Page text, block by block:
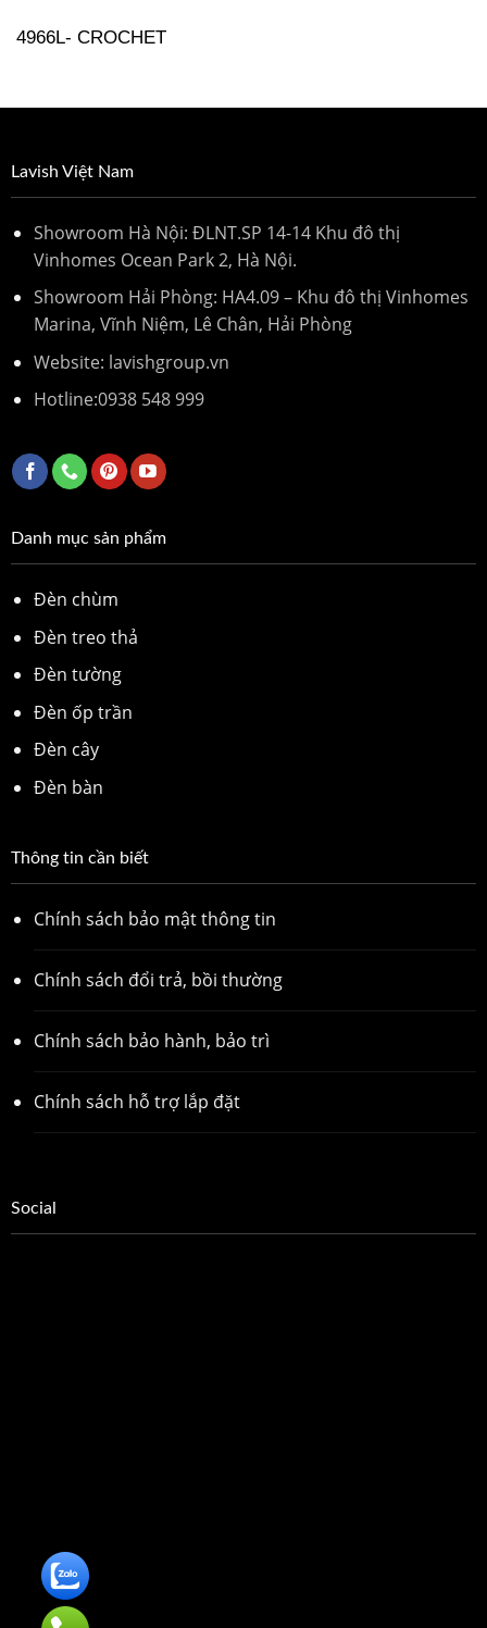
4966L- CROCHET
Lavish Việt Nam
Showroom Hà Nội: ĐLNT.SP 14-14 Khu đô thị
Vinhomes Ocean Park 2, Hà Nội.
Showroom Hải Phòng: HA4.09 – Khu đô thị Vinhomes
Marina, Vĩnh Niệm, Lê Chân, Hải Phòng
Website: lavishgroup.vn
Hotline:0938 548 999
Danh mục sản phẩm
Đèn chùm
Đèn treo thả
Đèn tường
Đèn ốp trần
Đèn cây
Đèn bàn
Thông tin cần biết
Chính sách bảo mật thông tin
Chính sách đổi trả, bồi thường
Chính sách bảo hành, bảo trì
Chính sách hỗ trợ lắp đặt
Social